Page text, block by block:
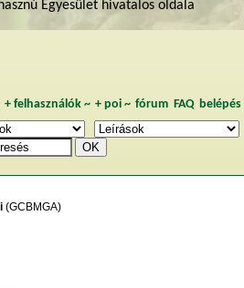
Egyesület hivatalos oldala
+ felhasználók~ + poi~ fórum FAQ belépés
(GCBMGA)